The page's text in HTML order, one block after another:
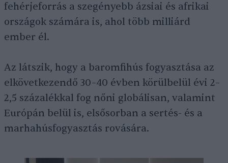
fehérjeforrás a szegényebb ázsiai és afrikai
országok számára is, ahol több milliárd
ember él.
Az látszik, hogy a baromfihús fogyasztása az
elkövetkezendő 30–40 évben körülbelül évi 2–
2,5 százalékkal fog nőni globálisan, valamint
Európán belül is, elsősorban a sertés- és a
marhahúsfogyasztás rovására.